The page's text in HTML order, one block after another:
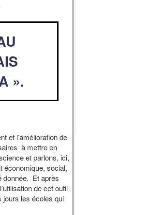
».
l’amélioration de
à mettre en
et parlons, ici,
économique, social,
donnée. Et après
de cet outil
jours les écoles qui